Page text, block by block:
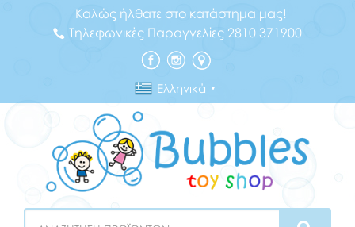
Καλώς ήλθατε στο κατάστημα μας!
Τηλεφωνικές Παραγγελίες 2810 371900
Ελληνικά ▼